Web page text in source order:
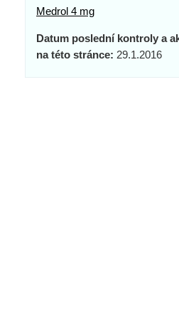
Medrol 4 mg
Datum poslední kontroly a
na této stránce: 29.1.2016